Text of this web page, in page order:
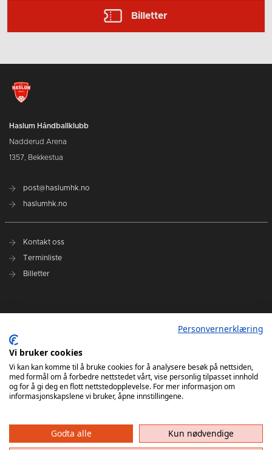
Billetter
Haslum Håndballklubb
Nadderud Arena
1357, Bekkestua
post@haslumhk.no
haslumhk.no
Kontakt oss
Terminliste
Billetter
Ansvarlig redaktør: Tore Solberg
Haslum HK har ikke ansvar for innhold på eksterne nettsider som det lenkes til. Kopiering
av materiale fra Haslum HK for bruk annet sted er ikke tillatt uten avtale.
Personvernerklæring
Vi bruker cookies
Vi kan kan komme til å bruke cookies for å analysere besøk på nettsiden,
med formål om å forbedre nettstedet vårt, vise personlig tilpasset innhold
og for å gi deg en flott nettstedopplevelse. For mer informasjon om
informasjonskapslene vi bruker, åpne innstillingene.
Godta alle Kun nødvendige